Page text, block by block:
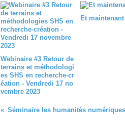
Webinaire #3 Retour de
terrains et méthodologi
es SHS en recherche-cr
éation - Vendredi 17 no
vembre 2023
Et
Séminaire les humanités numériques